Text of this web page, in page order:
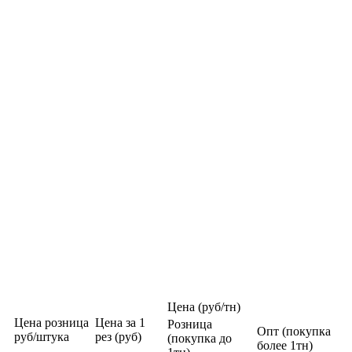
Цена розница
руб/штука
Цена за 1
рез (руб)
Цена (руб/тн)
Розница
(покупка до
Опт (покупка
более 1тн)